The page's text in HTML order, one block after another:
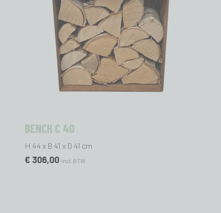
BENCH C 40
H 44 x B 41 x D 41 cm
€ 306,00 incl. BTW